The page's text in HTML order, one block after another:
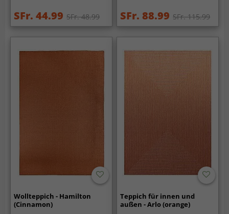
SFr. 44.99 SFr. 48.99 SFr. 88.99 SFr. 115.99
Wollteppich - Hamilton
(Cinnamon)
Teppich für innen und
außen - Arlo (orange)